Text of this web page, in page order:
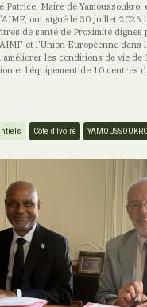
Patrice, Maire de
ont signé le 30 juillet 2026
de santé de Proximité dignes
et l'Union Européenne dans
les conditions de vie de
et l’équipement de 10 centres
Côte d’Ivoire YAMOUSSOUKRO